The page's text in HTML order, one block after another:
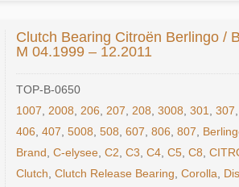
Clutch Bearing Citroën Berlingo /
M 04.1999 – 12.2011
TOP-B-0650
1007,2008,206,207,208,3008,301,307
406,407,5008,508,607,806,807,
Brand,C-elysee,C2,C3,C4,C5,C8,
Clutch,Clutch Release Bearing,Corolla,